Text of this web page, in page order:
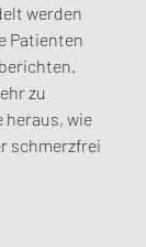
werden
Patienten
zu
heraus, wie
schmerzfrei